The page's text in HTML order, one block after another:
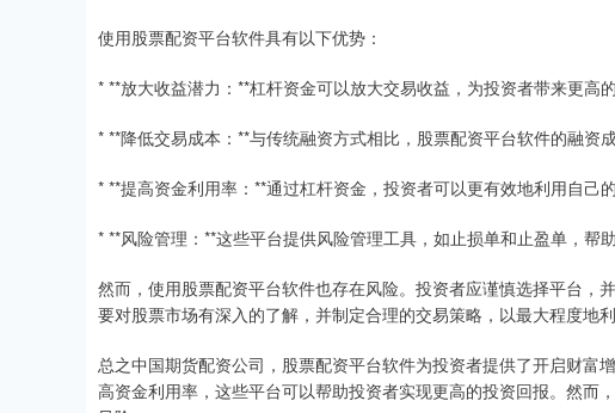
使用股票配资平台软件具有以下优势：
* **放大收益潜力：**杠杆资金可以放大交易收益，为投资者带来更高的
* **降低交易成本：**与传统融资方式相比，股票配资平台软件的融资
* **提高资金利用率：**通过杠杆资金，投资者可以更有效地利用自己
* **风险管理：**这些平台提供风险管理工具，如止损单和止盈单，帮
然而，使用股票配资平台软件也存在风险。投资者应谨慎选择平台，
要对股票市场有深入的了解，并制定合理的交易策略，以最大程度地利
总之中国期货配资公司，股票配资平台软件为投资者提供了开启财富
高资金利用率，这些平台可以帮助投资者实现更高的投资回报。然而